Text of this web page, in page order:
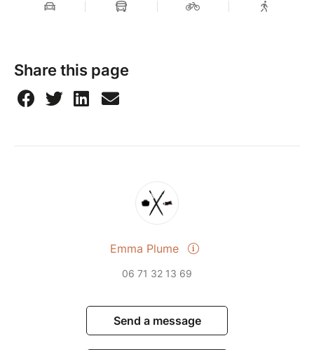
Share this page
Emma Plume
06 71 32 13 69
Send a message